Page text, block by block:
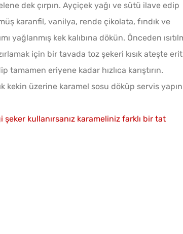
dek çırpın. Ayçiçek yağı ve sütü ilave edip
karanfil, vanilya, rende çikolata, fındık ve
yağlanmış kek kalıbına dökün. Önceden
için bir tavada toz şekeri kısık ateşte
tamamen eriyene kadar hızlıca karıştırın.
kekin üzerine karamel sosu döküp servis
kullanırsanız karameliniz farklı bir tat